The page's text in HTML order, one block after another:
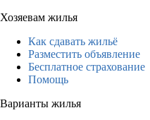
Хозяевам жилья
Как сдавать жильё
Разместить объявление
Бесплатное страхование
Помощь
Варианты жилья